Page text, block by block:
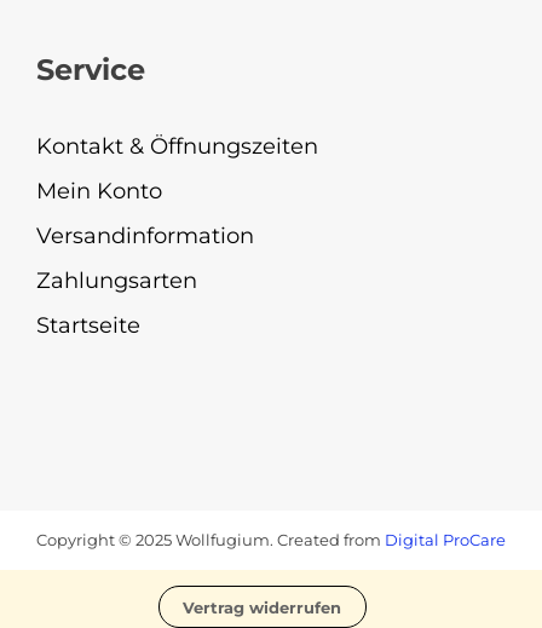
Service
Kontakt & Öffnungszeiten
Mein Konto
Versandinformation
Zahlungsarten
Startseite
Copyright © 2025 Wollfugium. Created from Digital ProCare
Vertrag widerrufen